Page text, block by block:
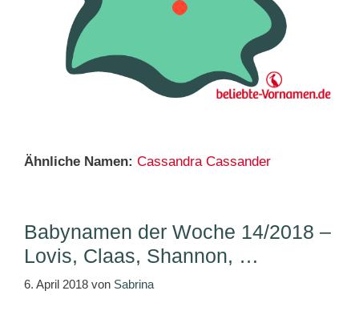
Ähnliche Namen: Cassandra Cassander
Babynamen der Woche 14/2018 –
Lovis, Claas, Shannon, …
6. April 2018 von Sabrina